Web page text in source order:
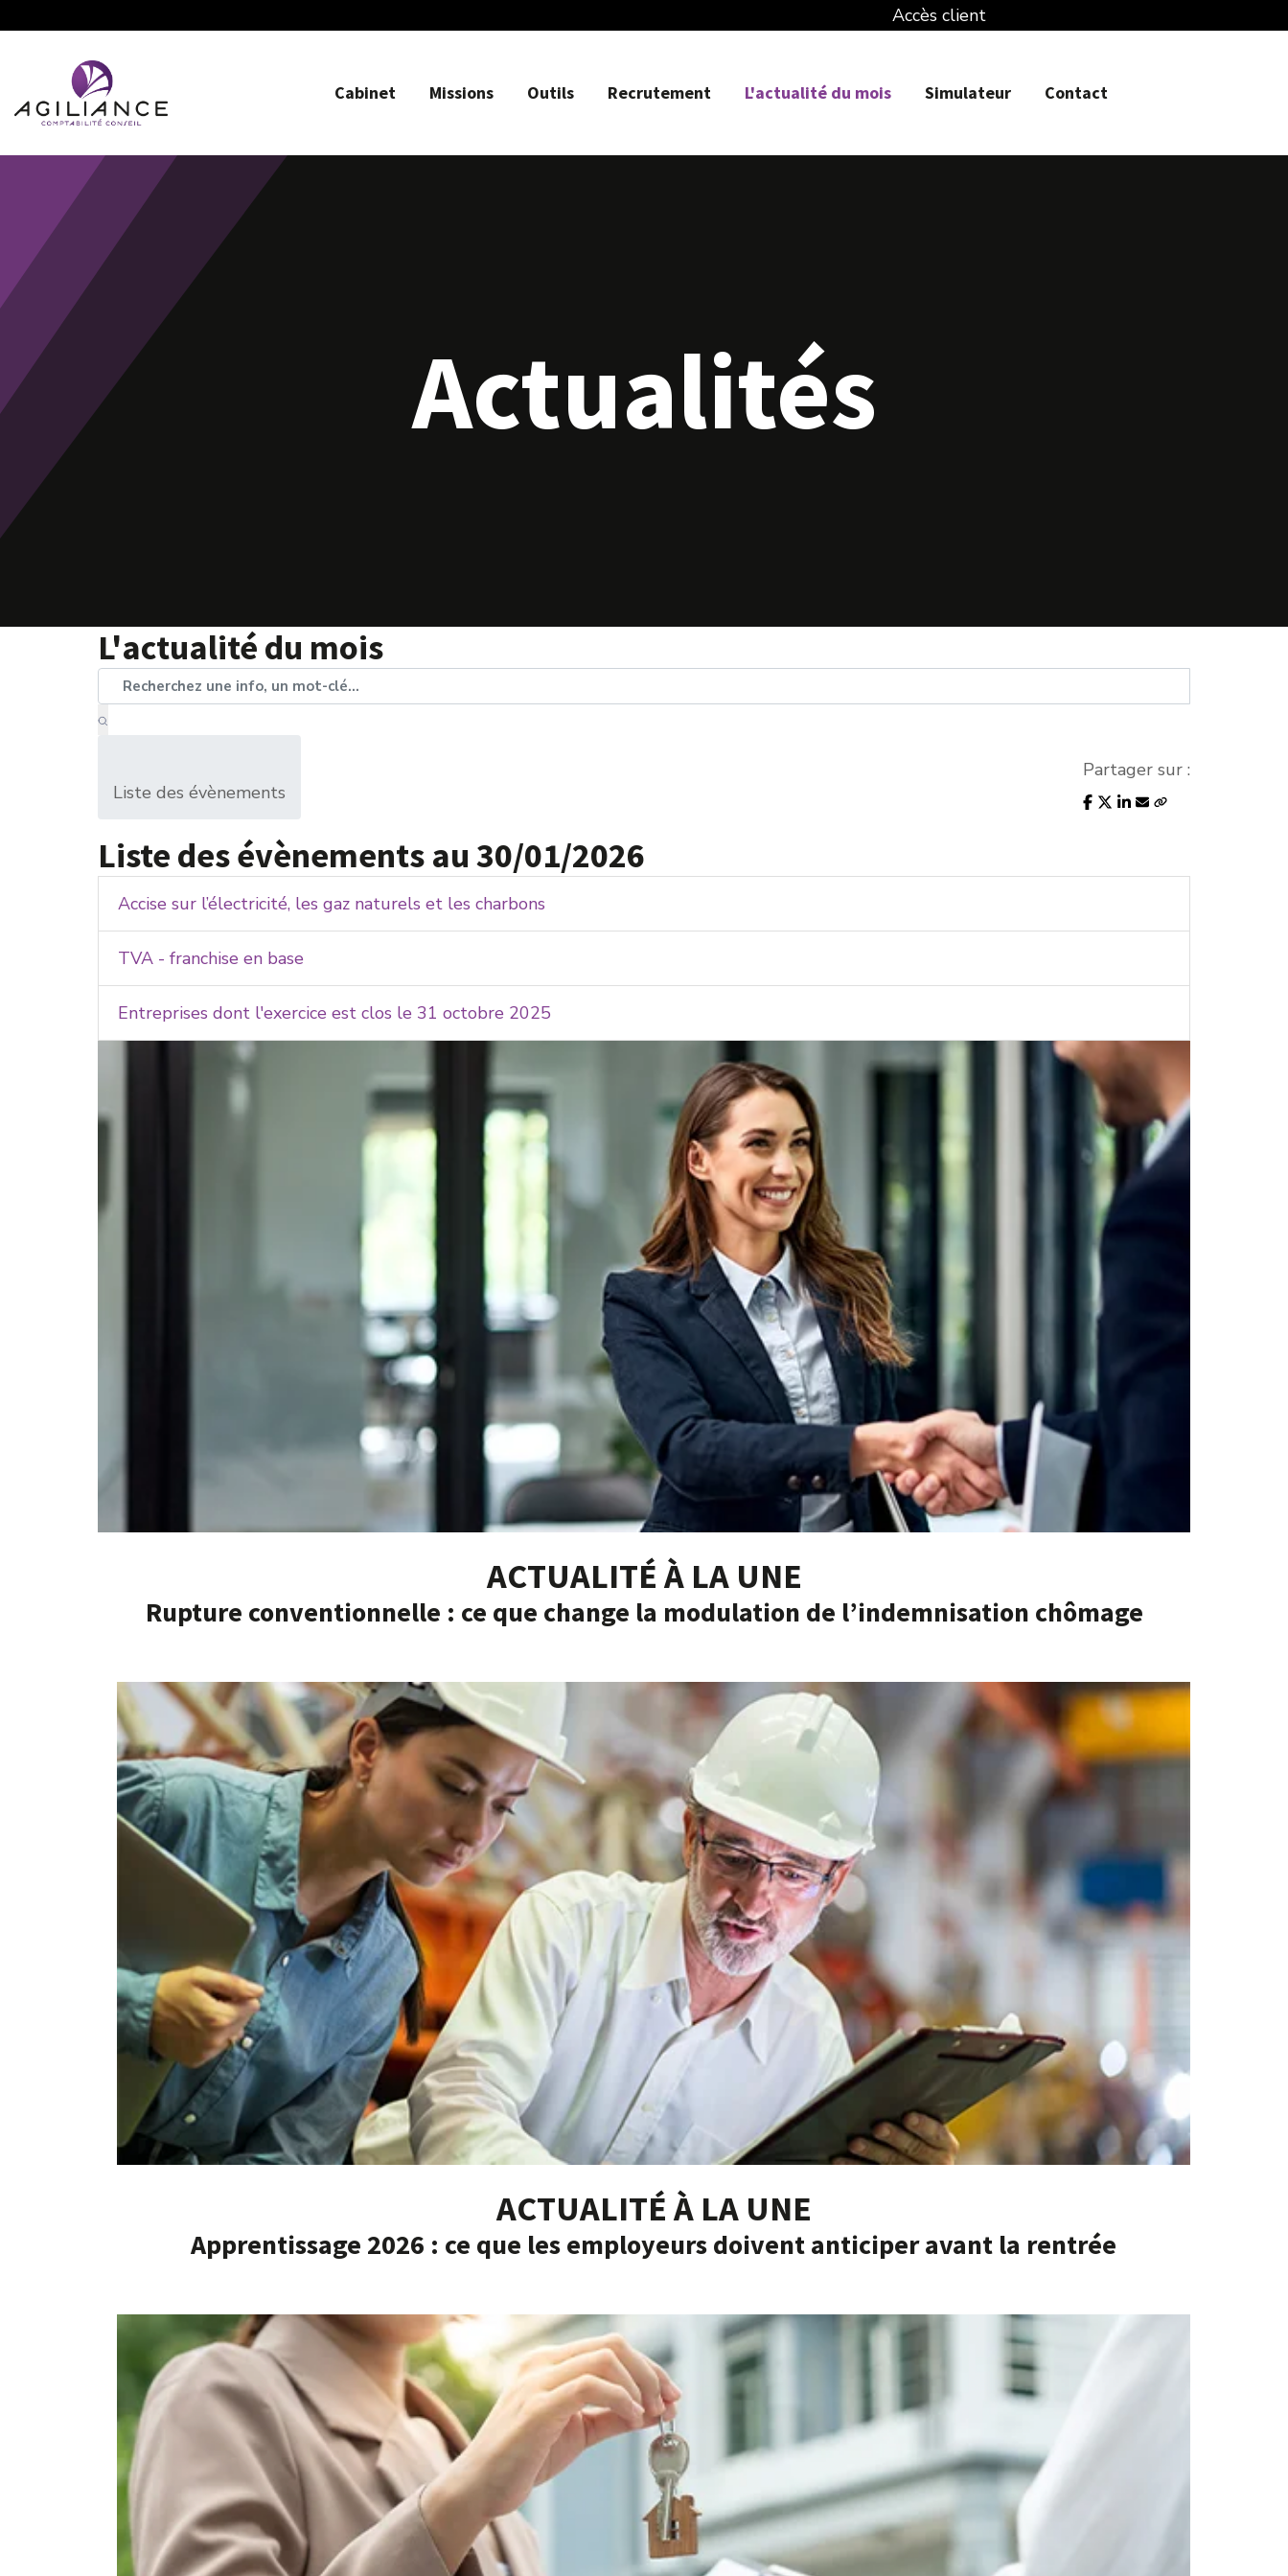
Accès client
Cabinet Missions Outils Recrutement L'actualité du mois Simulateur Contact
Actualités
L'actualité du mois
Liste des évènements
Partager sur :
Liste des évènements au 30/01/2026
Accise sur l’électricité, les gaz naturels et les charbons
TVA - franchise en base
Entreprises dont l'exercice est clos le 31 octobre 2025
ACTUALITÉ À LA UNE
Rupture conventionnelle : ce que change la modulation de l’indemnisation chômage
ACTUALITÉ À LA UNE
Apprentissage 2026 : ce que les employeurs doivent anticiper avant la rentrée